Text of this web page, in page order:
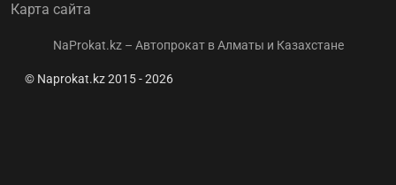
Карта сайта
NaProkat.kz – Автопрокат в Алматы и Казахстане
© Naprokat.kz 2015 - 2026